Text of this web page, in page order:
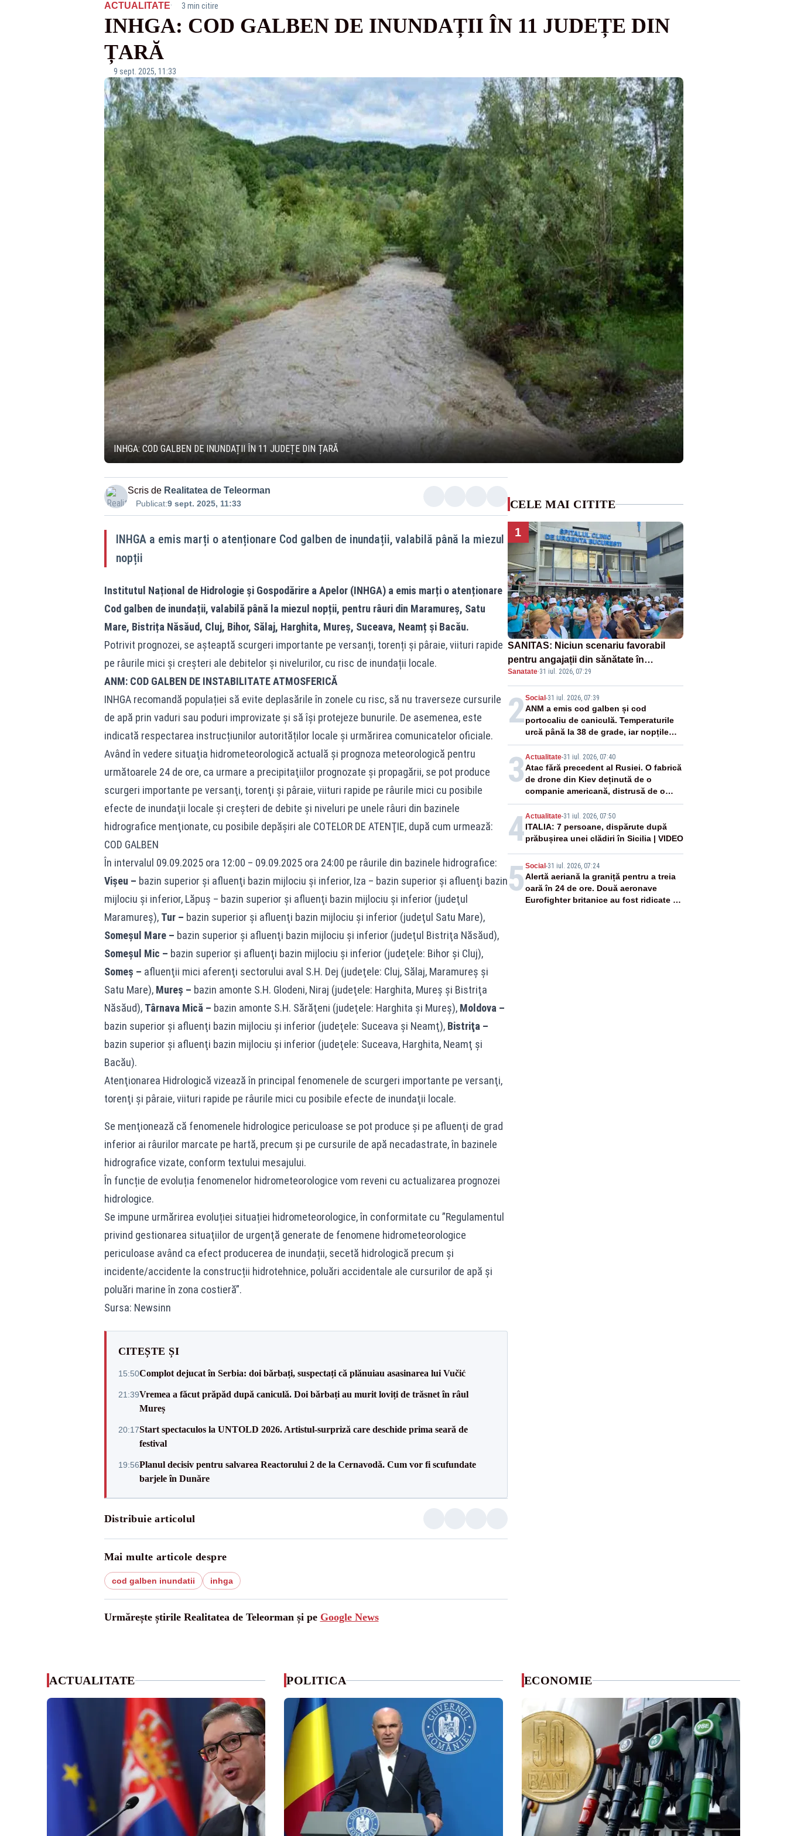
ACTUALITATE· 3 min citire
INHGA: COD GALBEN DE INUNDAȚII ÎN 11 JUDEȚE DIN
ȚARĂ
9 sept. 2025, 11:33
INHGA: COD GALBEN DE INUNDAȚII ÎN 11 JUDEȚE DIN ȚARĂ
Scris de Realitatea de Teleorman
Publicat:9 sept. 2025, 11:33
INHGA a emis marți o atenționare Cod galben de inundații, valabilă până la miezul
nopții
Institutul Național de Hidrologie și Gospodărire a Apelor (INHGA) a emis marți o atenționare
Cod galben de inundații, valabilă până la miezul nopții, pentru râuri din Maramureș, Satu
Mare, Bistrița Năsăud, Cluj, Bihor, Sălaj, Harghita, Mureș, Suceava, Neamț și Bacău.
Potrivit prognozei, se așteaptă scurgeri importante pe versanți, torenți și pâraie, viituri rapide
pe râurile mici și creșteri ale debitelor și nivelurilor, cu risc de inundații locale.
ANM: COD GALBEN DE INSTABILITATE ATMOSFERICĂ
INHGA recomandă populației să evite deplasările în zonele cu risc, să nu traverseze cursurile
de apă prin vaduri sau poduri improvizate și să își protejeze bunurile. De asemenea, este
indicată respectarea instrucțiunilor autorităților locale și urmărirea comunicatelor oficiale.
Având în vedere situaţia hidrometeorologică actuală şi prognoza meteorologică pentru
următoarele 24 de ore, ca urmare a precipitaţiilor prognozate şi propagării, se pot produce
scurgeri importante pe versanţi, torenţi şi pâraie, viituri rapide pe râurile mici cu posibile
efecte de inundaţii locale şi creşteri de debite şi niveluri pe unele râuri din bazinele
hidrografice menţionate, cu posibile depăşiri ale COTELOR DE ATENŢIE, după cum urmează:
COD GALBEN
În intervalul 09.09.2025 ora 12:00 – 09.09.2025 ora 24:00 pe râurile din bazinele hidrografice:
Vişeu – bazin superior şi afluenţi bazin mijlociu şi inferior, Iza – bazin superior şi afluenţi bazin
mijlociu şi inferior, Lăpuș – bazin superior şi afluenţi bazin mijlociu şi inferior (judeţul
Maramureş), Tur – bazin superior şi afluenţi bazin mijlociu şi inferior (judeţul Satu Mare),
Someşul Mare – bazin superior şi afluenţi bazin mijlociu şi inferior (judeţul Bistriţa Năsăud),
Someşul Mic – bazin superior şi afluenţi bazin mijlociu şi inferior (judeţele: Bihor şi Cluj),
Someş – afluenţii mici aferenţi sectorului aval S.H. Dej (judeţele: Cluj, Sălaj, Maramureş şi
Satu Mare), Mureş – bazin amonte S.H. Glodeni, Niraj (judeţele: Harghita, Mureş şi Bistriţa
Năsăud), Târnava Mică – bazin amonte S.H. Sărăţeni (judeţele: Harghita și Mureş), Moldova –
bazin superior şi afluenţi bazin mijlociu şi inferior (judeţele: Suceava şi Neamţ), Bistriţa –
bazin superior şi afluenţi bazin mijlociu şi inferior (judeţele: Suceava, Harghita, Neamţ şi
Bacău).
Atenţionarea Hidrologică vizează în principal fenomenele de scurgeri importante pe versanţi,
torenţi şi pâraie, viituri rapide pe râurile mici cu posibile efecte de inundaţii locale.
Se menţionează că fenomenele hidrologice periculoase se pot produce şi pe afluenţi de grad
inferior ai râurilor marcate pe hartă, precum şi pe cursurile de apă necadastrate, în bazinele
hidrografice vizate, conform textului mesajului.
În funcție de evoluția fenomenelor hidrometeorologice vom reveni cu actualizarea prognozei
hidrologice.
Se impune urmărirea evoluției situației hidrometeorologice, în conformitate cu ”Regulamentul
privind gestionarea situaţiilor de urgenţă generate de fenomene hidrometeorologice
periculoase având ca efect producerea de inundații, secetă hidrologică precum și
incidente/accidente la construcții hidrotehnice, poluări accidentale ale cursurilor de apă și
poluări marine în zona costieră”.
Sursa: Newsinn
CITEȘTE ȘI
15:50Complot dejucat în Serbia: doi bărbați, suspectați că plănuiau asasinarea lui Vučić
21:39Vremea a făcut prăpăd după caniculă. Doi bărbați au murit loviți de trăsnet în râul
Mureș
20:17Start spectaculos la UNTOLD 2026. Artistul-surpriză care deschide prima seară de
festival
19:56Planul decisiv pentru salvarea Reactorului 2 de la Cernavodă. Cum vor fi scufundate
barjele în Dunăre
Distribuie articolul
Mai multe articole despre
cod galben inundatii inhga
Urmărește știrile Realitatea de Teleorman și pe Google News
CELE MAI CITITE
1
SANITAS: Niciun scenariu favorabil
pentru angajații din sănătate în
proiectul Legii salarizării
Sanatate·31 iul. 2026, 07:29
2Social -31 iul. 2026, 07:39
ANM a emis cod galben și cod
portocaliu de caniculă. Temperaturile
urcă până la 38 de grade, iar nopțile
devin tropicale
3 Actualitate-31 iul. 2026, 07:40
Atac fără precedent al Rusiei. O fabrică
de drone din Kiev deținută de o
companie americană, distrusă de o
rachetă rusească
4Actualitate-31 iul. 2026, 07:50
ITALIA: 7 persoane, dispărute după
prăbușirea unei clădiri în Sicilia | VIDEO
5 Social -31 iul. 2026, 07:24
Alertă aeriană la graniță pentru a treia
oară în 24 de ore. Două aeronave
Eurofighter britanice au fost ridicate de
ACTUALITATE POLITICA ECONOMIE